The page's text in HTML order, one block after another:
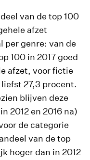
van de top 100
afzet
per genre: van de
100 in 2017 goed
afzet, voor fictie
27,3 procent.
blijven deze
2012 en 2016 na)
de categorie
van de top
hoger dan in 2012